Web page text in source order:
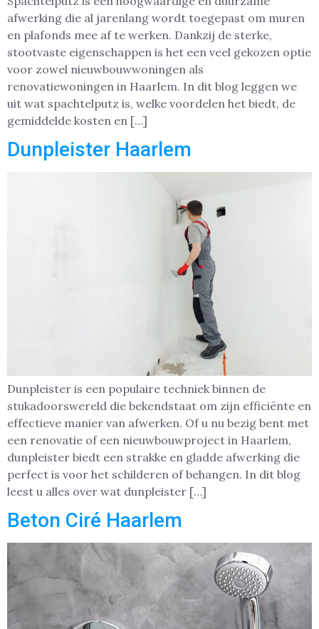
afwerking die al jarenlang wordt toegepast om muren
en plafonds mee af te werken. Dankzij de sterke,
stootvaste eigenschappen is het een veel gekozen optie
voor zowel nieuwbouwwoningen als
renovatiewoningen in Haarlem. In dit blog leggen we
uit wat spachtelputz is, welke voordelen het biedt, de
gemiddelde kosten en […]
Dunpleister Haarlem
Dunpleister is een populaire techniek binnen de
stukadoorswereld die bekendstaat om zijn efficiënte en
effectieve manier van afwerken. Of u nu bezig bent met
een renovatie of een nieuwbouwproject in Haarlem,
dunpleister biedt een strakke en gladde afwerking die
perfect is voor het schilderen of behangen. In dit blog
leest u alles over wat dunpleister […]
Beton Ciré Haarlem